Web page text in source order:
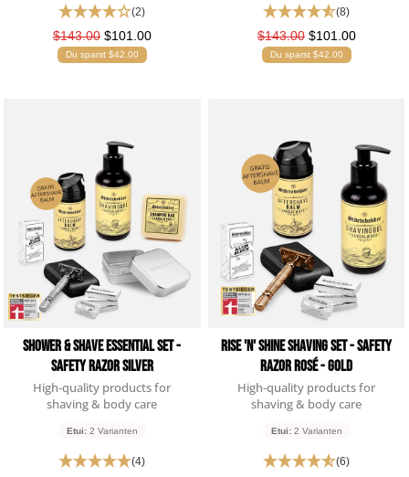
(2)
$143.00$101.00
Du sparst $42.00
(8)
$143.00$101.00
Du sparst $42.00
Shower & Shave Essential Set -
Safety Razor Silver
High-quality products for
shaving & body care
Etui: 2 Varianten
(4)
Rise 'n' Shine Shaving Set - Safety
Razor Rosé - Gold
High-quality products for
shaving & body care
Etui: 2 Varianten
(6)